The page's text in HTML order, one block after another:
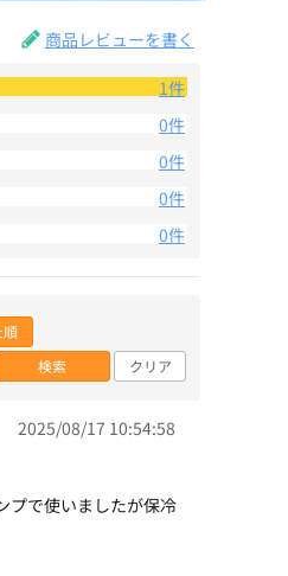
商品レビューを書く
1件
0件
0件
0件
0件
検索 クリア
2025/08/17 10:54:58
プで使いましたが保冷